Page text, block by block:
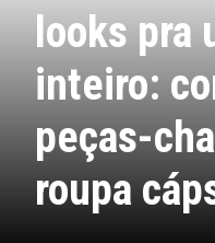
looks pra
inteiro:
peças-
roupa